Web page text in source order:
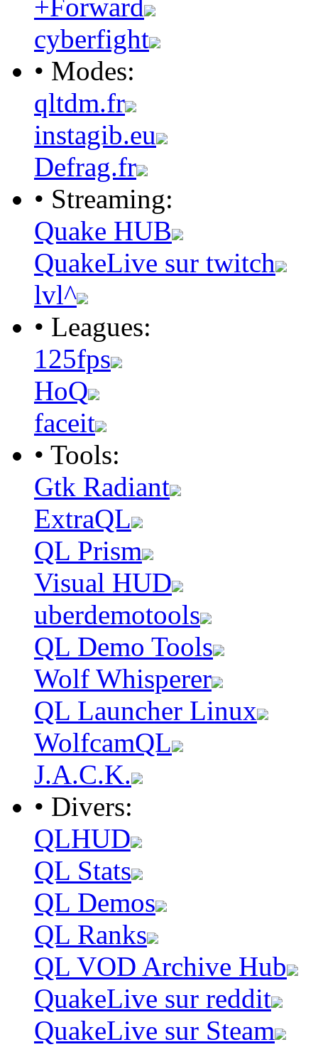
+Forward
cyberfight
• Modes:
qltdm.fr
instagib.eu
Defrag.fr
• Streaming:
Quake HUB
QuakeLive sur twitch
lvl^
• Leagues:
125fps
HoQ
faceit
• Tools:
Gtk Radiant
ExtraQL
QL Prism
Visual HUD
uberdemotools
QL Demo Tools
Wolf Whisperer
QL Launcher Linux
WolfcamQL
J.A.C.K.
• Divers:
QLHUD
QL Stats
QL Demos
QL Ranks
QL VOD Archive Hub
QuakeLive sur reddit
QuakeLive sur Steam